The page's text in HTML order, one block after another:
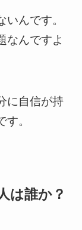
んです。
なんですよ
に自信が持
。
は誰か？